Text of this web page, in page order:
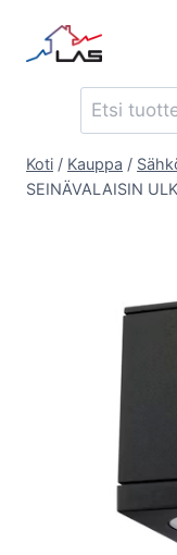
sisältöön
Etsi:
Koti / Kauppa /
SEINÄVALAISIN